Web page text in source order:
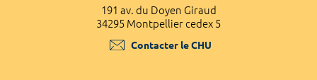
191 av. du Doyen Giraud
34295 Montpellier cedex 5
Contacter le CHU